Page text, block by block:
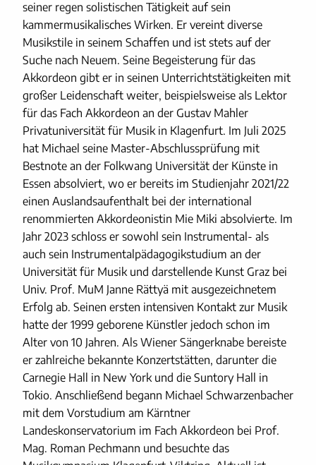
seiner regen solistischen Tätigkeit auf sein
kammermusikalisches Wirken. Er vereint diverse
Musikstile in seinem Schaffen und ist stets auf der
Suche nach Neuem. Seine Begeisterung für das
Akkordeon gibt er in seinen Unterrichtstätigkeiten mit
großer Leidenschaft weiter, beispielsweise als Lektor
für das Fach Akkordeon an der Gustav Mahler
Privatuniversität für Musik in Klagenfurt. Im Juli 2025
hat Michael seine Master-Abschlussprüfung mit
Bestnote an der Folkwang Universität der Künste in
Essen absolviert, wo er bereits im Studienjahr 2021/22
einen Auslandsaufenthalt bei der international
renommierten Akkordeonistin Mie Miki absolvierte. Im
Jahr 2023 schloss er sowohl sein Instrumental- als
auch sein Instrumentalpädagogikstudium an der
Universität für Musik und darstellende Kunst Graz bei
Univ. Prof. MuM Janne Rättyä mit ausgezeichnetem
Erfolg ab. Seinen ersten intensiven Kontakt zur Musik
hatte der 1999 geborene Künstler jedoch schon im
Alter von 10 Jahren. Als Wiener Sängerknabe bereiste
er zahlreiche bekannte Konzertstätten, darunter die
Carnegie Hall in New York und die Suntory Hall in
Tokio. Anschließend begann Michael Schwarzenbacher
mit dem Vorstudium am Kärntner
Landeskonservatorium im Fach Akkordeon bei Prof.
Mag. Roman Pechmann und besuchte das